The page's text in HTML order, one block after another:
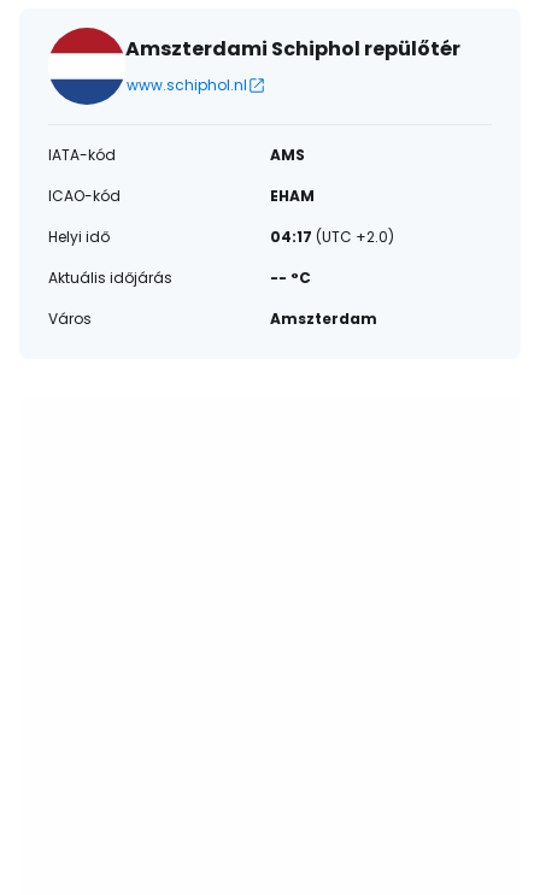
Amszterdami Schiphol repülőtér
www.schiphol.nl
IATA-kód
AMS
ICAO-kód
EHAM
Helyi idő
04:17 (UTC +2.0)
Aktuális időjárás
-- °C
Város
Amszterdam